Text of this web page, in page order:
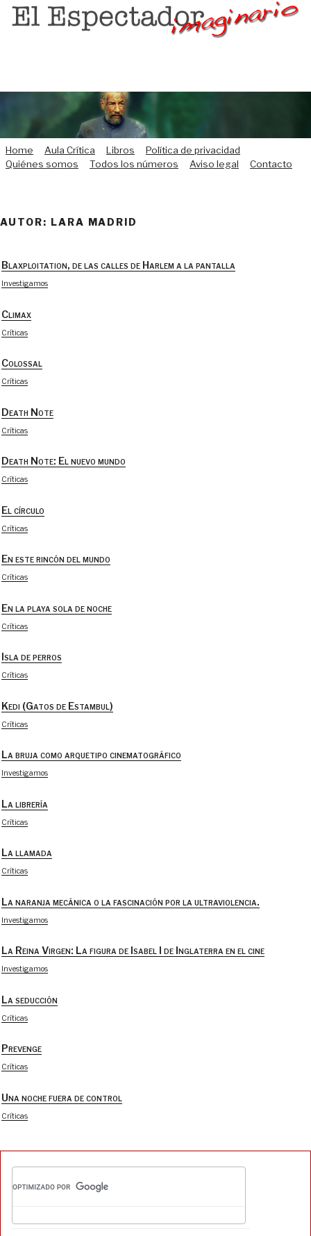
Saltar
Home Aula Crítica Libros
Política de privacidad
Quiénes somos
Todos los números Aviso legal Contacto
AUTOR: LARA MADRID
Blaxploitation, de las calles de Harlem a la pantalla
Investigamos
Climax
Críticas
Colossal
Críticas
Death Note
Críticas
Death Note: El nuevo mundo
Críticas
El círculo
Críticas
En este rincón del mundo
Críticas
En la playa sola de noche
Críticas
Isla de perros
Críticas
Kedi (Gatos de Estambul)
Críticas
La bruja como arquetipo cinematográfico
Investigamos
La librería
Críticas
La llamada
Críticas
La naranja mecánica o la fascinación por la ultraviolencia.
Investigamos
La Reina Virgen: La figura de Isabel I de Inglaterra en el cine
Investigamos
La seducción
Críticas
Prevenge
Críticas
Una noche fuera de control
Críticas